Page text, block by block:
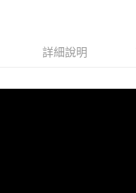
每筆NT$100，滿NT$599(
詳細說明